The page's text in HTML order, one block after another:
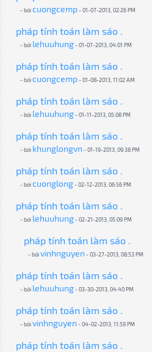
- bởicuongcemp- 01-07-2013, 02:26 PM
pháp tính toán làm sáo .
- bởi lehuuhung- 01-07-2013, 04:01 PM
pháp tính toán làm sáo .
- bởicuongcemp- 01-08-2013, 11:02 AM
pháp tính toán làm sáo .
- bởi lehuuhung- 01-11-2013, 05:08 PM
pháp tính toán làm sáo .
- bởi khunglongvn - 01-19-2013, 09:38 PM
pháp tính toán làm sáo .
- bởicuonglong- 02-12-2013, 06:56 PM
pháp tính toán làm sáo .
- bởi lehuuhung- 02-21-2013, 05:09 PM
pháp tính toán làm sáo .
- bởivinhnguyen - 03-27-2013, 08:53 PM
pháp tính toán làm sáo .
- bởi lehuuhung- 03-30-2013, 04:40 PM
pháp tính toán làm sáo .
- bởivinhnguyen - 04-02-2013, 11:59 PM
pháp tính toán làm sáo .